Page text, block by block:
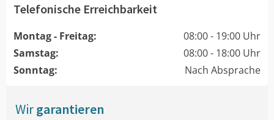
Telefonische Erreichbarkeit
Montag - Freitag:
08:00 - 19:00 Uhr
Samstag:
08:00 - 18:00 Uhr
Sonntag:
Nach Absprache
Wirgarantieren